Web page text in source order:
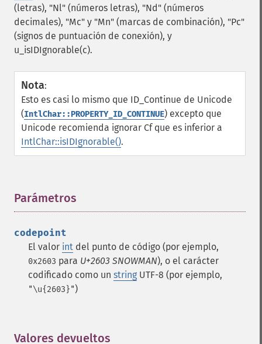
(letras), "Nl" (números letras), "Nd" (números
decimales), "Mc" y "Mn" (marcas de combinación), "Pc"
(signos de puntuación de conexión), y
u_isIDIgnorable(c).
Nota:
Esto es casi lo mismo que ID_Continue de Unicode
(IntlChar::PROPERTY_ID_CONTINUE) excepto que
Unicode recomienda ignorar Cf que es inferior a
IntlChar::isIDIgnorable().
Parámetros
codepoint
El valor int del punto de código (por ejemplo,
0x2603 para U+2603 SNOWMAN), o el carácter
codificado como un string UTF-8 (por ejemplo,
"\u{2603}")
Valores devueltos